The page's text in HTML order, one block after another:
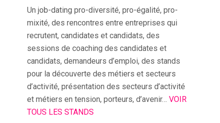
Un job-dating pro-diversité, pro-égalité, pro-
mixité, des rencontres entre entreprises qui
recrutent, candidates et candidats, des
sessions de coaching des candidates et
candidats, demandeurs d’emploi, des stands
pour la découverte des métiers et secteurs
d’activité, présentation des secteurs d’activité
et métiers en tension, porteurs, d’avenir… VOIR
TOUS LES STANDS